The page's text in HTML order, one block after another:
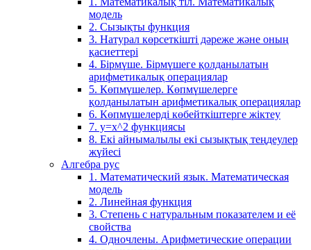
модель
2. Сызықты функция
3. Натурал көрсеткішті дәреже және оның
қасиеттері
4. Бірмүше. Бірмүшеге қолданылатын
арифметикалық операциялар
5. Көпмүшелер. Көпмүшелерге
қолданылатын арифметикалық операциялар
6. Көпмүшелерді көбейткіштерге жіктеу
7. у=х^2 функциясы
8. Екі айнымалылы екі сызықтық теңдеулер
жүйесі
Алгебра рус
1. Математический язык. Математическая
модель
2. Линейная функция
3. Степень с натуральным показателем и её
свойства
4. Одночлены. Арифметические операции